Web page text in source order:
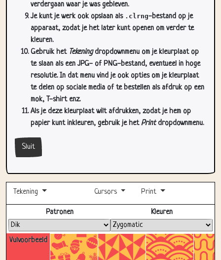
verdergaan waar je was gebleven.
Je kunt je werk ook opslaan als .clrng-bestand op je
apparaat, zodat je het later kunt openen om verder te
kleuren.
Gebruik het Tekeningdropdownmenu om je kleurplaat op
te slaan als een JPG- of PNG-bestand, eventueel in hoge
resolutie. In dat menu vind je ook opties om je kleurplaat
te delen op sociale media of te bestellen als afdruk op een
mok, T-shirt enz.
Als je deze kleurplaat wilt afdrukken, zodat je hem op
papier kunt inkleuren, gebruik je hetPrintdropdownmenu.
Sluit
Tekening Cursors Print
Volledig scherm
Vulvoorbeeld
Patronen Kleuren